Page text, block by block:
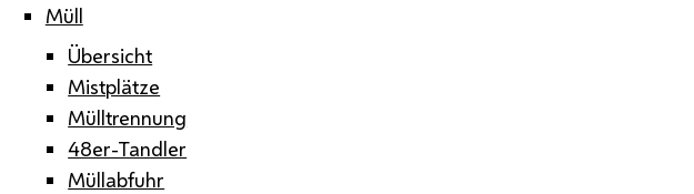
Müll
Übersicht
Mistplätze
Mülltrennung
48er-Tandler
Müllabfuhr